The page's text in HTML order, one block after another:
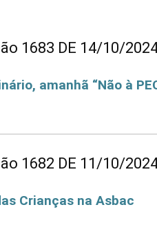
1683 DE 14/10/
amanhã “Não à
1682 DE 11/10/
Crianças na Asbac